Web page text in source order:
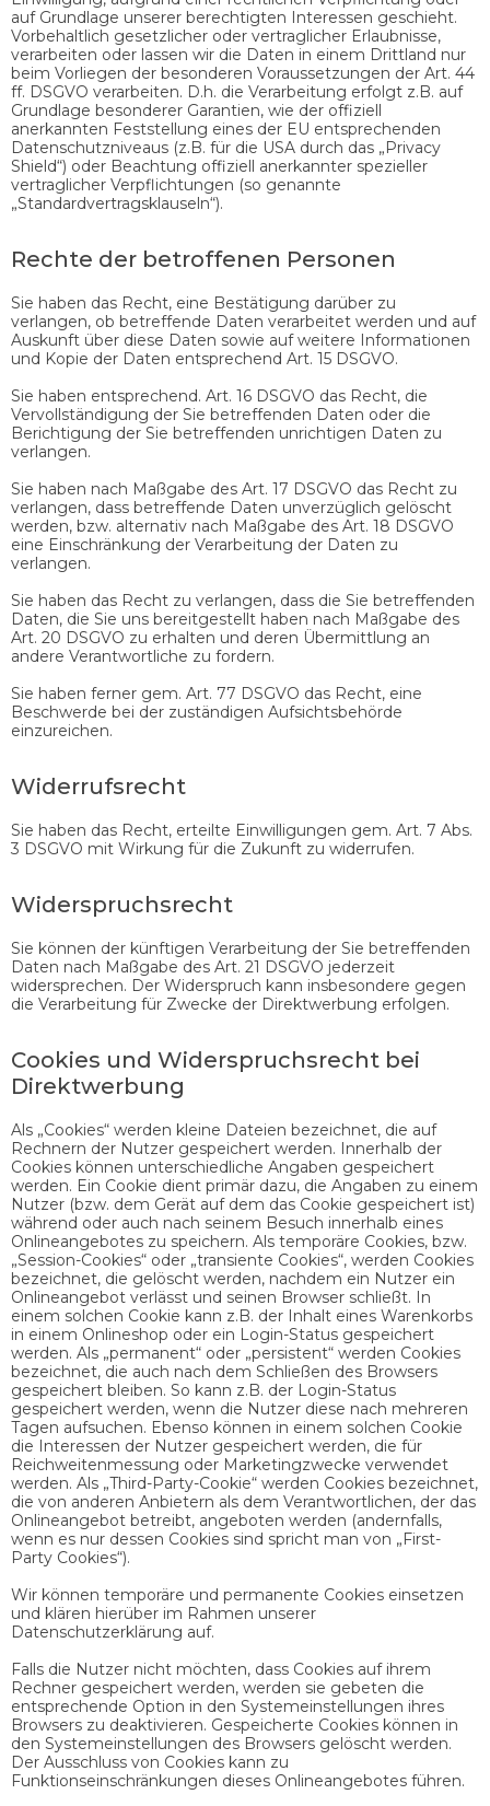
auf Grundlage unserer berechtigten Interessen geschieht.
Vorbehaltlich gesetzlicher oder vertraglicher Erlaubnisse,
verarbeiten oder lassen wir die Daten in einem Drittland nur
beim Vorliegen der besonderen Voraussetzungen der Art. 44
ff. DSGVO verarbeiten. D.h. die Verarbeitung erfolgt z.B. auf
Grundlage besonderer Garantien, wie der offiziell
anerkannten Feststellung eines der EU entsprechenden
Datenschutzniveaus (z.B. für die USA durch das „Privacy
Shield“) oder Beachtung offiziell anerkannter spezieller
vertraglicher Verpflichtungen (so genannte
„Standardvertragsklauseln“).
Rechte der betroffenen Personen
Sie haben das Recht, eine Bestätigung darüber zu
verlangen, ob betreffende Daten verarbeitet werden und auf
Auskunft über diese Daten sowie auf weitere Informationen
und Kopie der Daten entsprechend Art. 15 DSGVO.
Sie haben entsprechend. Art. 16 DSGVO das Recht, die
Vervollständigung der Sie betreffenden Daten oder die
Berichtigung der Sie betreffenden unrichtigen Daten zu
verlangen.
Sie haben nach Maßgabe des Art. 17 DSGVO das Recht zu
verlangen, dass betreffende Daten unverzüglich gelöscht
werden, bzw. alternativ nach Maßgabe des Art. 18 DSGVO
eine Einschränkung der Verarbeitung der Daten zu
verlangen.
Sie haben das Recht zu verlangen, dass die Sie betreffenden
Daten, die Sie uns bereitgestellt haben nach Maßgabe des
Art. 20 DSGVO zu erhalten und deren Übermittlung an
andere Verantwortliche zu fordern.
Sie haben ferner gem. Art. 77 DSGVO das Recht, eine
Beschwerde bei der zuständigen Aufsichtsbehörde
einzureichen.
Widerrufsrecht
Sie haben das Recht, erteilte Einwilligungen gem. Art. 7 Abs.
3 DSGVO mit Wirkung für die Zukunft zu widerrufen.
Widerspruchsrecht
Sie können der künftigen Verarbeitung der Sie betreffenden
Daten nach Maßgabe des Art. 21 DSGVO jederzeit
widersprechen. Der Widerspruch kann insbesondere gegen
die Verarbeitung für Zwecke der Direktwerbung erfolgen.
Cookies und Widerspruchsrecht bei
Direktwerbung
Als „Cookies“ werden kleine Dateien bezeichnet, die auf
Rechnern der Nutzer gespeichert werden. Innerhalb der
Cookies können unterschiedliche Angaben gespeichert
werden. Ein Cookie dient primär dazu, die Angaben zu einem
Nutzer (bzw. dem Gerät auf dem das Cookie gespeichert ist)
während oder auch nach seinem Besuch innerhalb eines
Onlineangebotes zu speichern. Als temporäre Cookies, bzw.
„Session-Cookies“ oder „transiente Cookies“, werden Cookies
bezeichnet, die gelöscht werden, nachdem ein Nutzer ein
Onlineangebot verlässt und seinen Browser schließt. In
einem solchen Cookie kann z.B. der Inhalt eines Warenkorbs
in einem Onlineshop oder ein Login-Status gespeichert
werden. Als „permanent“ oder „persistent“ werden Cookies
bezeichnet, die auch nach dem Schließen des Browsers
gespeichert bleiben. So kann z.B. der Login-Status
gespeichert werden, wenn die Nutzer diese nach mehreren
Tagen aufsuchen. Ebenso können in einem solchen Cookie
die Interessen der Nutzer gespeichert werden, die für
Reichweitenmessung oder Marketingzwecke verwendet
werden. Als „Third-Party-Cookie“ werden Cookies bezeichnet,
die von anderen Anbietern als dem Verantwortlichen, der das
Onlineangebot betreibt, angeboten werden (andernfalls,
wenn es nur dessen Cookies sind spricht man von „First-
Party Cookies“).
Wir können temporäre und permanente Cookies einsetzen
und klären hierüber im Rahmen unserer
Datenschutzerklärung auf.
Falls die Nutzer nicht möchten, dass Cookies auf ihrem
Rechner gespeichert werden, werden sie gebeten die
entsprechende Option in den Systemeinstellungen ihres
Browsers zu deaktivieren. Gespeicherte Cookies können in
den Systemeinstellungen des Browsers gelöscht werden.
Der Ausschluss von Cookies kann zu
Funktionseinschränkungen dieses Onlineangebotes führen.